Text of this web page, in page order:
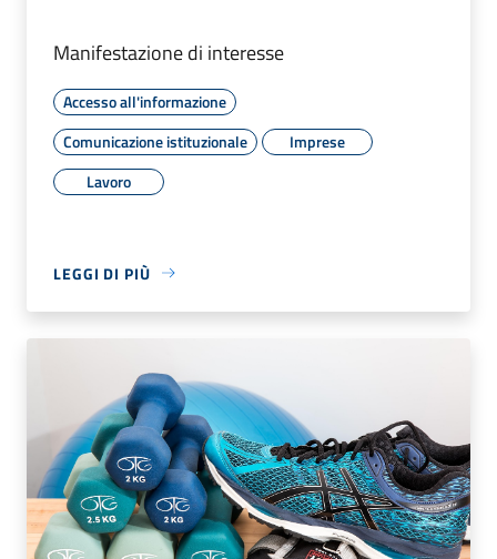
Manifestazione di interesse
Accesso all'informazione
Comunicazione istituzionale
Imprese
Lavoro
LEGGI DI PIÙ